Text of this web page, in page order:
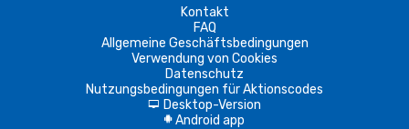
Kontakt
FAQ
Allgemeine Geschäftsbedingungen
Verwendung von Cookies
Datenschutz
Nutzungsbedingungen für Aktionscodes
d Desktop-Version
A Android app